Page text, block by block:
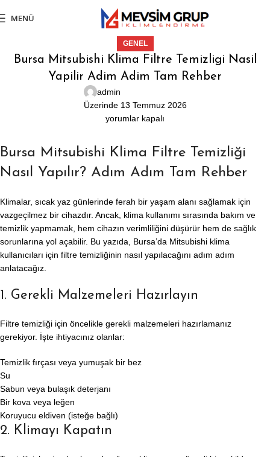
MENÜ
GENEL
Bursa Mitsubishi Klima Filtre Temizligi Nasil
Yapilir Adim Adim Tam Rehber
admin
Üzerinde 13 Temmuz 2026
yorumlar kapalı
Bursa Mitsubishi Klima Filtre Temizliği
Nasıl Yapılır? Adım Adım Tam Rehber
Klimalar, sıcak yaz günlerinde ferah bir yaşam alanı sağlamak için
vazgeçilmez bir cihazdır. Ancak, klima kullanımı sırasında bakım ve
temizlik yapmamak, hem cihazın verimliliğini düşürür hem de sağlık
sorunlarına yol açabilir. Bu yazıda, Bursa’da Mitsubishi klima
kullanıcıları için filtre temizliğinin nasıl yapılacağını adım adım
anlatacağız.
1. Gerekli Malzemeleri Hazırlayın
Filtre temizliği için öncelikle gerekli malzemeleri hazırlamanız
gerekiyor. İşte ihtiyacınız olanlar:
Temizlik fırçası veya yumuşak bir bez
Su
Sabun veya bulaşık deterjanı
Bir kova veya leğen
Koruyucu eldiven (isteğe bağlı)
2. Klimayı Kapatın